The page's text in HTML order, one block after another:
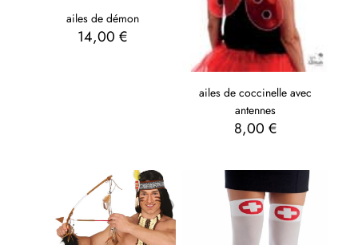
ailes de démon
14,00€
ailes de coccinelle avec
antennes
8,00 €